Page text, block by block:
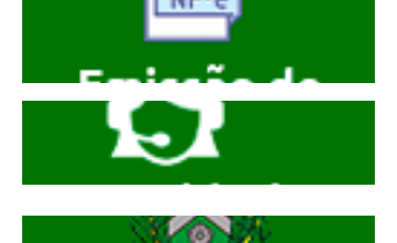
Cliqeu aqui
Cliqeu aqui